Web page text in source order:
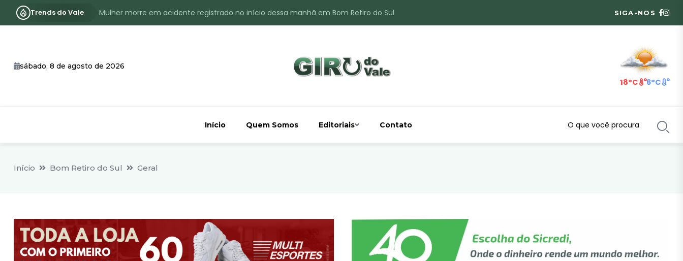
Trends do Vale
Mulher morre em acidente registrado no início dessa manhã em Bom Retiro do Sul
Identificado o jovem assassinado no interior de Bom Retiro do Sul
SIGA-NOS
sábado, 8 de agosto de 2026
18°C 6°C
Início Quem Somos Editoriais Contato
Início Bom Retiro do Sul Geral